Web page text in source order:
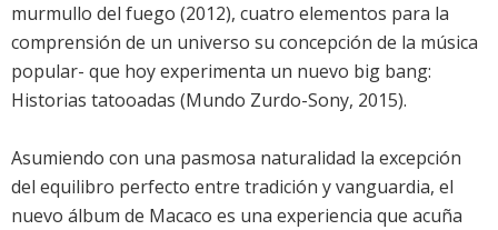
murmullo del fuego (2012), cuatro elementos para la
comprensión de un universo su concepción de la música
popular- que hoy experimenta un nuevo big bang:
Historias tatooadas (Mundo Zurdo-Sony, 2015).
Asumiendo con una pasmosa naturalidad la excepción
del equilibro perfecto entre tradición y vanguardia, el
nuevo álbum de Macaco es una experiencia que acuña